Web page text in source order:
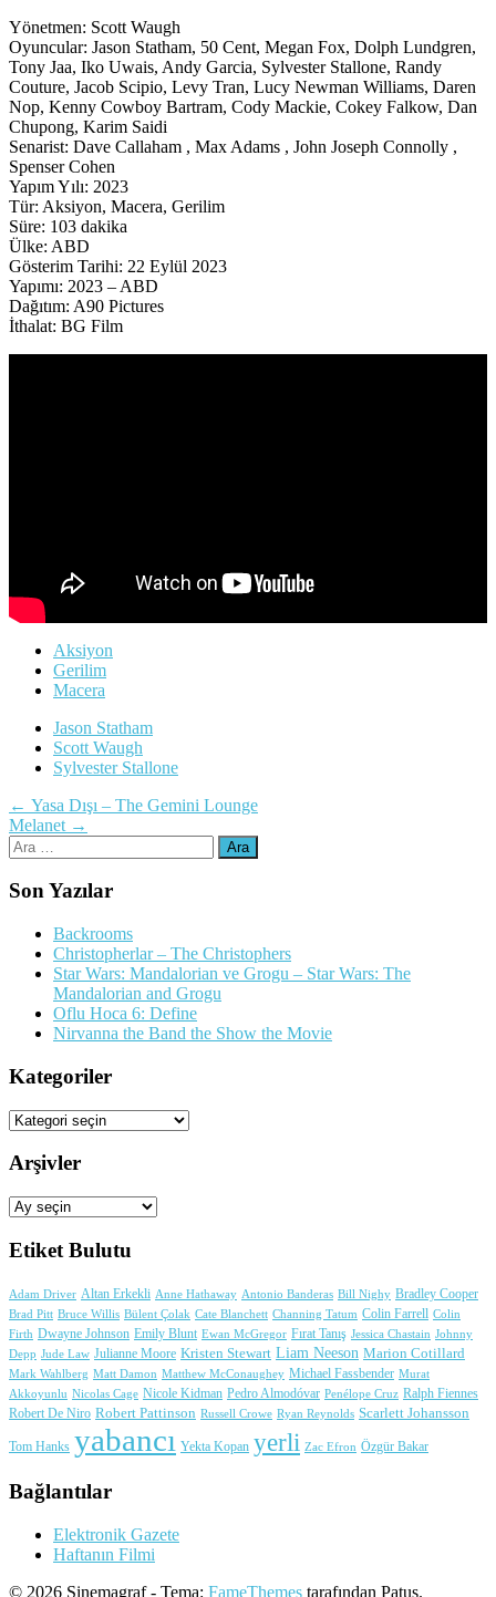
Yönetmen: Scott Waugh
Oyuncular: Jason Statham, 50 Cent, Megan Fox, Dolph Lundgren,
Tony Jaa, Iko Uwais, Andy Garcia, Sylvester Stallone, Randy
Couture, Jacob Scipio, Levy Tran, Lucy Newman Williams, Daren
Nop, Kenny Cowboy Bartram, Cody Mackie, Cokey Falkow, Dan
Chupong, Karim Saidi
Senarist: Dave Callaham , Max Adams , John Joseph Connolly ,
Spenser Cohen
Yapım Yılı: 2023
Tür: Aksiyon, Macera, Gerilim
Süre: 103 dakika
Ülke: ABD
Gösterim Tarihi: 22 Eylül 2023
Yapımı: 2023 – ABD
Dağıtım: A90 Pictures
İthalat: BG Film
Aksiyon
Gerilim
Macera
Jason Statham
Scott Waugh
Sylvester Stallone
Yazı
dolaşımı
← Yasa Dışı – The Gemini Lounge
Melanet →
Arama:
Son Yazılar
Backrooms
Christopherlar – The Christophers
Star Wars: Mandalorian ve Grogu – Star Wars: The
Mandalorian and Grogu
Oflu Hoca 6: Define
Nirvanna the Band the Show the Movie
Kategoriler
Kategoriler
Arşivler
Arşivler
Etiket Bulutu
Adam Driver Altan Erkekli Anne Hathaway Antonio Banderas Bill Nighy Bradley Cooper
Brad Pitt Bruce Willis Bülent Çolak Cate Blanchett Channing Tatum Colin Farrell Colin
Firth Dwayne Johnson Emily Blunt Ewan McGregor Fırat Tanış Jessica Chastain Johnny
Depp Jude Law Julianne Moore Kristen Stewart Liam Neeson Marion Cotillard
Mark Wahlberg Matt Damon Matthew McConaughey Michael Fassbender Murat
Akkoyunlu Nicolas Cage Nicole Kidman Pedro Almodóvar Penélope Cruz Ralph Fiennes
Robert De Niro Robert Pattinson Russell Crowe Ryan Reynolds Scarlett Johansson
Tom Hanks yabancı Yekta Kopan yerli Zac Efron Özgür Bakar
Bağlantılar
Elektronik Gazete
Haftanın Filmi
© 2026 Sinemagraf - Tema: FameThemes tarafından Patus.